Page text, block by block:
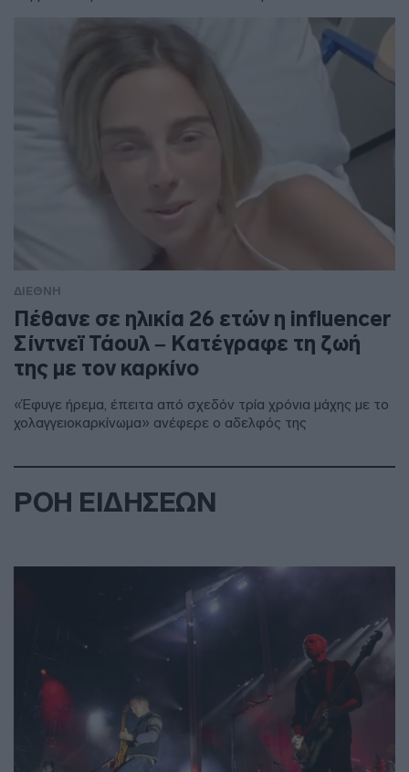
ΔΙΕΘΝΗ
Πέθανε σε ηλικία 26 ετών η influencer
Σίντνεϊ Τάουλ – Kατέγραφε τη ζωή
της με τον καρκίνο
«Έφυγε ήρεμα, έπειτα από σχεδόν τρία χρόνια μάχης με το
χολαγγειοκαρκίνωμα» ανέφερε ο αδελφός της
ΡΟΗ ΕΙΔΗΣΕΩΝ